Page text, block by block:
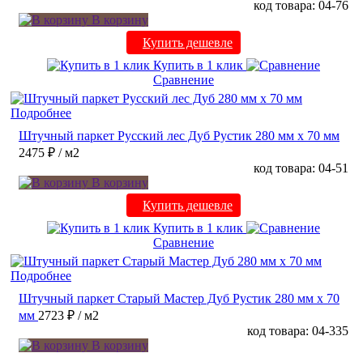
код товара: 04-76
В корзину
Купить дешевле
Купить в 1 клик
Сравнение
Подробнее
Штучный паркет Русский лес Дуб Рустик 280 мм х 70 мм
2475 ₽ / м2
код товара: 04-51
В корзину
Купить дешевле
Купить в 1 клик
Сравнение
Подробнее
Штучный паркет Старый Мастер Дуб Рустик 280 мм х 70
мм 2723 ₽ / м2
код товара: 04-335
В корзину